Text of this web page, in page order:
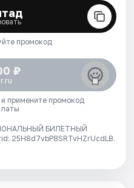
промокод
₽
примените промокод
БИЛЕТНЫЙ
25H8d7vbP8SRTvHZrUcdLB.